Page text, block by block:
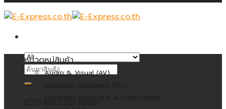
ค้นหา:
หมวดหมู่สินค้า
Audio & Visual (AV)